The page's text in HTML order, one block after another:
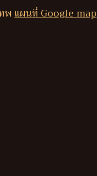
พแผนที่ Google map